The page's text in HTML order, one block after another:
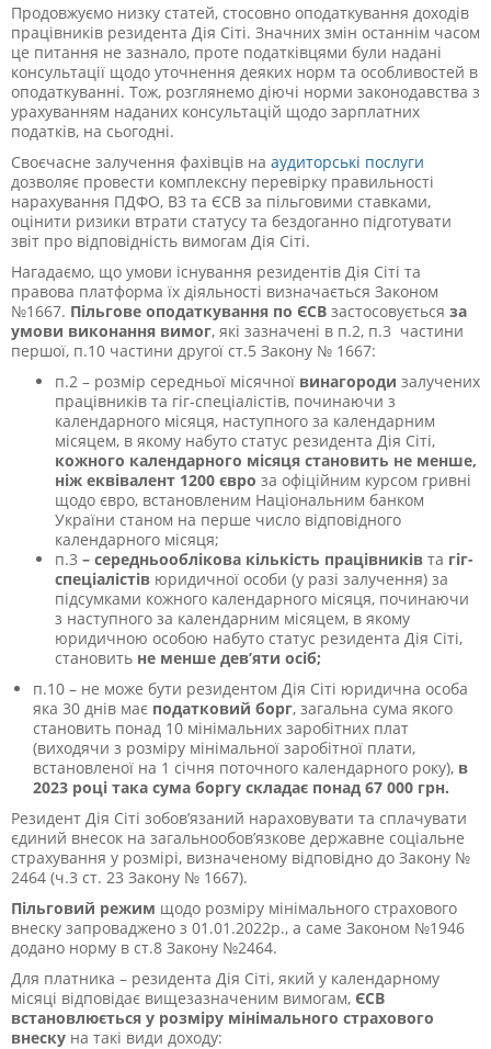
Продовжуємо низку статей, стосовно оподаткування доходів
працівників резидента Дія Сіті. Значних змін останнім часом
це питання не зазнало, проте податківцями були надані
консультації щодо уточнення деяких норм та особливостей в
оподаткуванні. Тож, розглянемо діючі норми законодавства з
урахуванням наданих консультацій щодо зарплатних
податків, на сьогодні.
Своєчасне залучення фахівців на аудиторські послуги
дозволяє провести комплексну перевірку правильності
нарахування ПДФО, ВЗ та ЄСВ за пільговими ставками,
оцінити ризики втрати статусу та бездоганно підготувати
звіт про відповідність вимогам Дія Сіті.
Нагадаємо, що умови існування резидентів Дія Сіті та
правова платформа їх діяльності визначається Законом
№1667. Пільгове оподаткування по ЄСВ застосовується за
умови виконання вимог, які зазначені в п.2, п.3 частини
першої, п.10 частини другої ст.5 Закону № 1667:
п.2 – розмір середньої місячної винагороди залучених
працівників та гіг-спеціалістів, починаючи з
календарного місяця, наступного за календарним
місяцем, в якому набуто статус резидента Дія Сіті,
кожного календарного місяця становить не менше,
ніж еквівалент 1200 євро за офіційним курсом гривні
щодо євро, встановленим Національним банком
України станом на перше число відповідного
календарного місяця;
п.3 – середньооблікова кількість працівників та гіг-
спеціалістів юридичної особи (у разі залучення) за
підсумками кожного календарного місяця, починаючи
з наступного за календарним місяцем, в якому
юридичною особою набуто статус резидента Дія Сіті,
становить не менше дев’яти осіб;
п.10 – не може бути резидентом Дія Сіті юридична особа
яка 30 днів має податковий борг, загальна сума якого
становить понад 10 мінімальних заробітних плат
(виходячи з розміру мінімальної заробітної плати,
встановленої на 1 січня поточного календарного року), в
2023 році така сума боргу складає понад 67 000 грн.
Резидент Дія Сіті зобов’язаний нараховувати та сплачувати
єдиний внесок на загальнообов’язкове державне соціальне
страхування у розмірі, визначеному відповідно до Закону №
2464 (ч.3 ст. 23 Закону № 1667).
Пільговий режим щодо розміру мінімального страхового
внеску запроваджено з 01.01.2022р., а саме Законом №1946
додано норму в ст.8 Закону №2464.
Для платника – резидента Дія Сіті, який у календарному
місяці відповідає вищезазначеним вимогам, ЄСВ
встановлюється у розміру мінімального страхового
внеску на такі види доходу: